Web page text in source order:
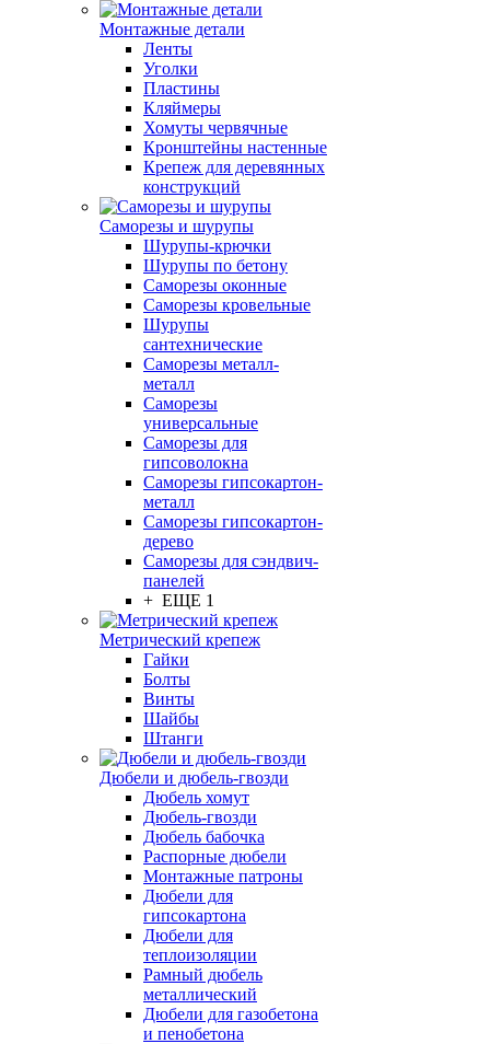
Монтажные детали
Ленты
Уголки
Пластины
Кляймеры
Хомуты червячные
Кронштейны настенные
Крепеж для деревянных
конструкций
Саморезы и шурупы
Шурупы-крючки
Шурупы по бетону
Саморезы оконные
Саморезы кровельные
Шурупы
сантехнические
Саморезы металл-
металл
Саморезы
универсальные
Саморезы для
гипсоволокна
Саморезы гипсокартон-
металл
Саморезы гипсокартон-
дерево
Саморезы для сэндвич-
панелей
+ ЕЩЕ 1
Метрический крепеж
Гайки
Болты
Винты
Шайбы
Штанги
Дюбели и дюбель-гвозди
Дюбель хомут
Дюбель-гвозди
Дюбель бабочка
Распорные дюбели
Монтажные патроны
Дюбели для
гипсокартона
Дюбели для
теплоизоляции
Рамный дюбель
металлический
Дюбели для газобетона
и пенобетона